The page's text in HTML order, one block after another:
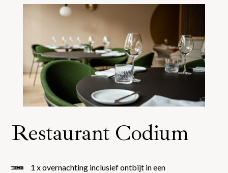
Restaurant Codium
1 x overnachting inclusief ontbijt in een